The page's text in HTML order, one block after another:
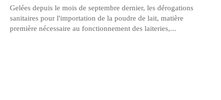
Gelées depuis le mois de septembre dernier, les dérogations
sanitaires pour l'importation de la poudre de lait, matière
première nécessaire au fonctionnement des laiteries,...